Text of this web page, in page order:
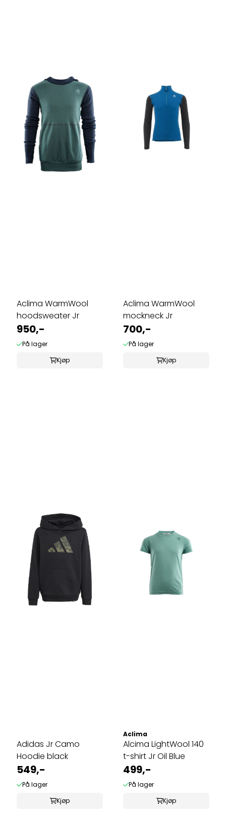
Aclima WarmWool
hoodsweater Jr
950,-
På lager
Kjøp
Aclima WarmWool
mockneck Jr
700,-
På lager
Kjøp
Adidas Jr Camo
Hoodie black
549,-
På lager
Kjøp
Aclima
Alcima LightWool 140
t-shirt Jr Oil Blue
499,-
På lager
Kjøp